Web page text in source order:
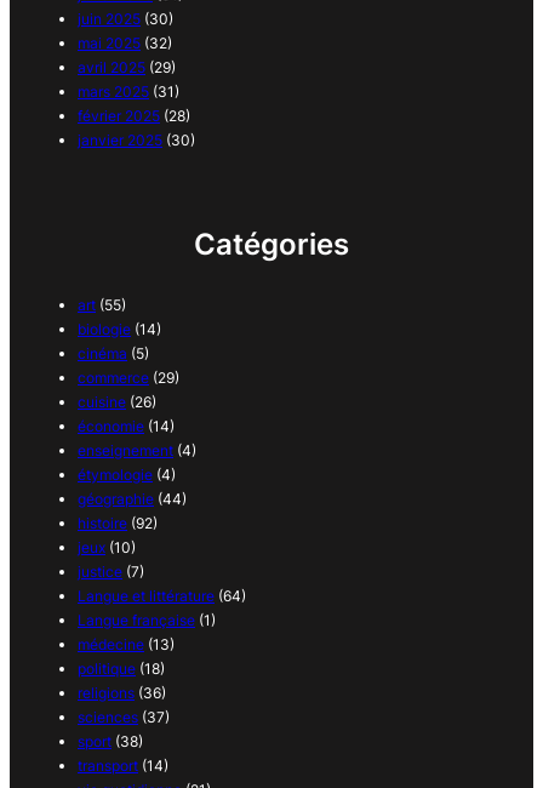
juin 2025 (30)
mai 2025 (32)
avril 2025 (29)
mars 2025 (31)
février 2025 (28)
janvier 2025 (30)
Catégories
art (55)
biologie (14)
cinéma (5)
commerce (29)
cuisine (26)
économie (14)
enseignement (4)
étymologie (4)
géographie (44)
histoire (92)
jeux (10)
justice (7)
Langue et littérature (64)
Langue française (1)
médecine (13)
politique (18)
religions (36)
sciences (37)
sport (38)
transport (14)